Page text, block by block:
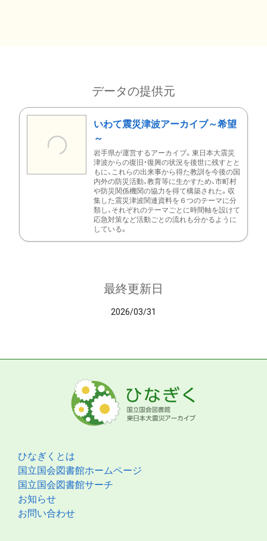
データの提供元
いわて震災津波アーカイブ～希望
～
岩手県が運営するアーカイブ。東日本大震災
津波からの復旧・復興の状況を後世に残すとと
もに、これらの出来事から得た教訓を今後の国
内外の防災活動、教育等に生かすため、市町村
や防災関係機関の協力を得て構築された。収
集した震災津波関連資料を６つのテーマに分
類し、それぞれのテーマごとに時間軸を設けて
応急対策など活動ごとの流れも分かるように
している。
最終更新日
2026/03/31
ひなぎくとは
国立国会図書館ホームページ
国立国会図書館サーチ
お知らせ
お問い合わせ